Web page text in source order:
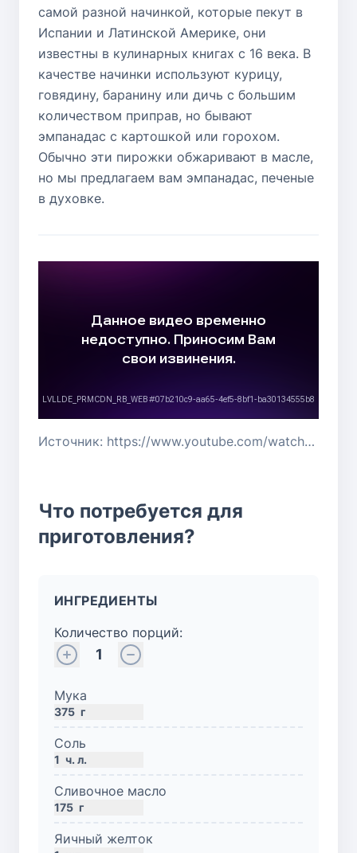
самой разной начинкой, которые пекут в
Испании и Латинской Америке, они
известны в кулинарных книгах с 16 века. В
качестве начинки используют курицу,
говядину, баранину или дичь с большим
количеством приправ, но бывают
эмпанадас с картошкой или горохом.
Обычно эти пирожки обжаривают в масле,
но мы предлагаем вам эмпанадас, печеные
в духовке.
Источник: https://www.youtube.com/watch?v=lQzOBhuEri0
Что потребуется для
приготовления?
ИНГРЕДИЕНТЫ
Количество порций:
1
Мука
375 г
Соль
1 ч. л.
Сливочное масло
175 г
Яичный желток